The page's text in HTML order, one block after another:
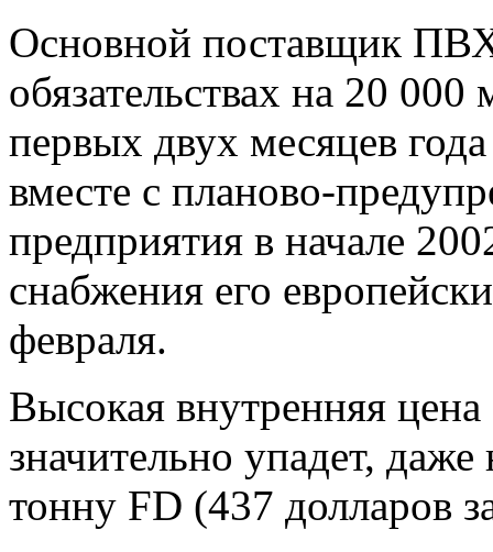
Основной поставщик
обязательствах на 20
первых двух месяцев
вместе с планово-
предприятия в начале
снабжения его
февраля.
Высокая внутренняя
значительно упадет,
тонну FD (437 долларов